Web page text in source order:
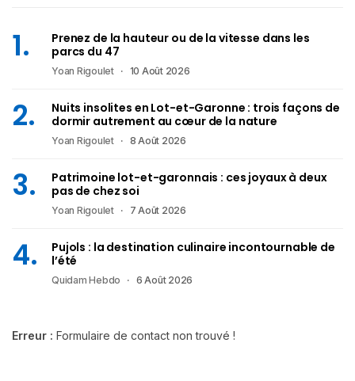
Prenez de la hauteur ou de la vitesse dans les
parcs du 47
Yoan Rigoulet 10 Août 2026
Nuits insolites en Lot-et-Garonne : trois façons de
dormir autrement au cœur de la nature
Yoan Rigoulet 8 Août 2026
Patrimoine lot-et-garonnais : ces joyaux à deux
pas de chez soi
Yoan Rigoulet 7 Août 2026
Pujols : la destination culinaire incontournable de
l’été
Quidam Hebdo 6 Août 2026
Erreur : Formulaire de contact non trouvé !